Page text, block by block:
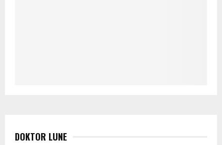
DOKTOR LUNE